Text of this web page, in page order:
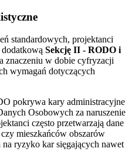
standardowych, projektanci
Sekcję II - RODO i
znaczeniu w dobie cyfryzacji
wymagań dotyczących
pokrywa kary administracyjne
Osobowych za naruszenie
często przetwarzają dane
mieszkańców obszarów
ryzyko kar sięgających nawet